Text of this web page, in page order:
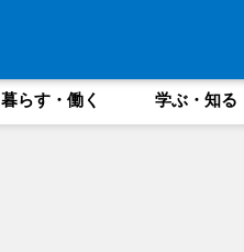
暮らす・働く 学ぶ・知る